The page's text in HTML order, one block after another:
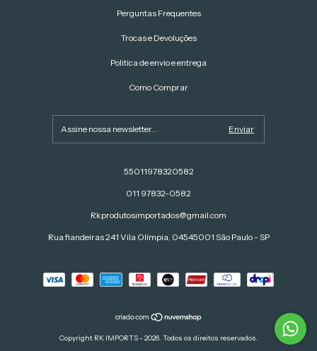
Perguntas Frequentes
Trocas e Devoluções
Politica de envio e entrega
Como Comprar
55011978320582
011 97832-0582
Rkprodutosimportados@gmail.com
Rua fiandeiras 241 Vila Olímpia, 04545001 São Paulo - SP
Copyright RK IMPORTS - 2026. Todos os direitos reservados.